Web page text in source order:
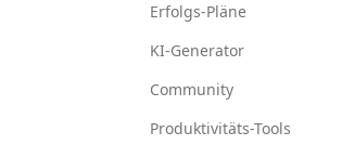
Erfolgs-Pläne
KI-Generator
Community
Produktivitäts-Tools